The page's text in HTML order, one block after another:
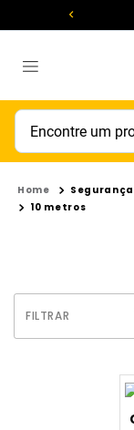
Encontre um
10 metros
FILTRAR